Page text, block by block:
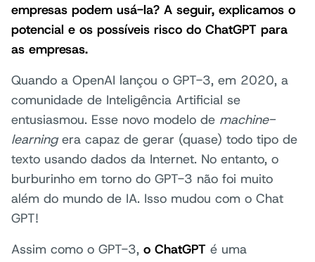
empresas podem usá-la? A seguir, explicamos o
potencial e os possíveis risco do ChatGPT para
as empresas.
Quando a OpenAI lançou o GPT-3, em 2020, a
comunidade de Inteligência Artificial se
entusiasmou. Esse novo modelo de machine-
learningera capaz de gerar (quase) todo tipo de
texto usando dados da Internet. No entanto, o
burburinho em torno do GPT-3 não foi muito
além do mundo de IA. Isso mudou com o Chat
GPT!
Assim como o GPT-3, o ChatGPT é uma